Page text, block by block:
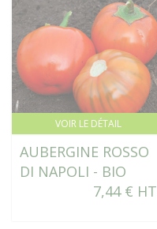
VOIR LE DÉTAIL
AUBERGINE ROSSO
DI NAPOLI - BIO
7,44 € HT